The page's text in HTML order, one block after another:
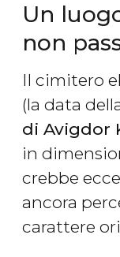
Un
non
Il cimitero
(la data
di Avigdor
in
crebbe
ancora
carattere